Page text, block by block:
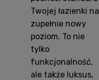
Twojej łazienki na
zupełnie nowy
poziom. To nie
tylko
funkcjonalność,
ale także luksus,